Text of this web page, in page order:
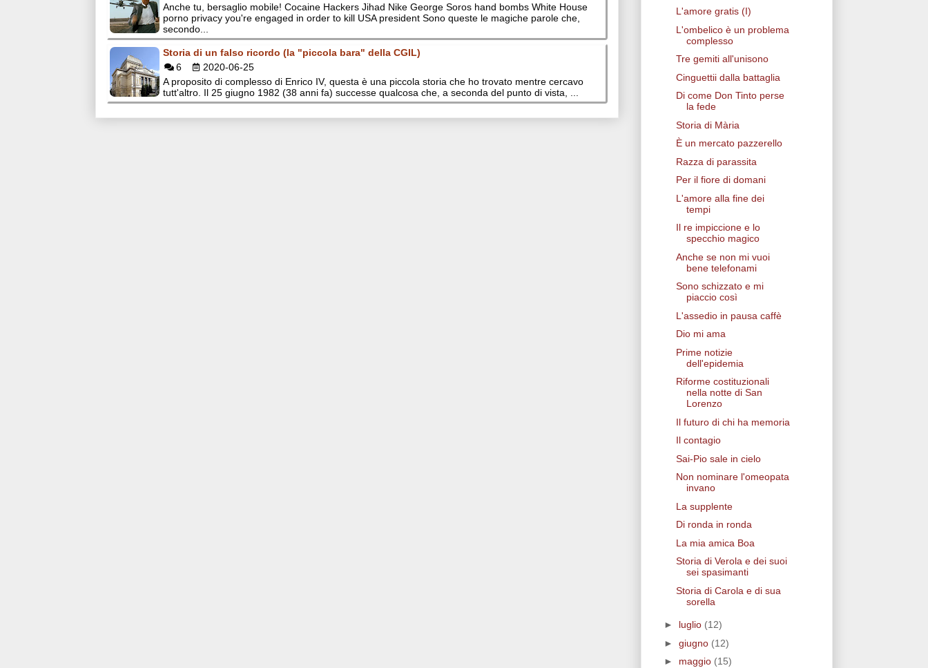
Anche tu, bersaglio mobile! Cocaine Hackers Jihad Nike George Soros hand bombs White House
porno privacy you're engaged in order to kill USA president Sono queste le magiche parole che,
secondo...
Storia di un falso ricordo (la "piccola bara" della CGIL)
6
2020-06-25
A proposito di complesso di Enrico IV, questa è una piccola storia che ho trovato mentre cercavo
tutt'altro. Il 25 giugno 1982 (38 anni fa) successe qualcosa che, a seconda del punto di vista, ...
L'amore gratis (I)
L'ombelico è un problema
complesso
Tre gemiti all'unisono
Cinguettii dalla battaglia
Di come Don Tinto perse
la fede
Storia di Mària
È un mercato pazzerello
Razza di parassita
Per il fiore di domani
L'amore alla fine dei
tempi
Il re impiccione e lo
specchio magico
Anche se non mi vuoi
bene telefonami
Sono schizzato e mi
piaccio così
L'assedio in pausa caffè
Dio mi ama
Prime notizie
dell'epidemia
Riforme costituzionali
nella notte di San
Lorenzo
Il futuro di chi ha memoria
Il contagio
Sai-Pio sale in cielo
Non nominare l'omeopata
invano
La supplente
Di ronda in ronda
La mia amica Boa
Storia di Verola e dei suoi
sei spasimanti
Storia di Carola e di sua
sorella
► luglio (12)
► giugno (12)
► maggio (15)